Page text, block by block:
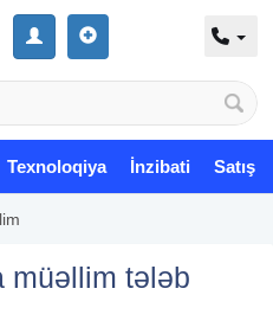
Texnoloqiya İnzibati Satış
müəllim tələb